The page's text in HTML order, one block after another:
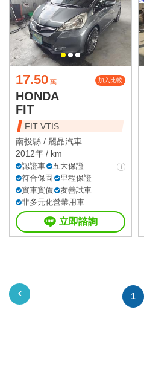
17.50 萬 加入比較
HONDA
FIT
FIT VTIS
南投縣 / 麗晶汽車
2012年 / km
認證車
五大保證
符合保固
里程保證
實車實價
友善試車
非多元化營業用車
立即諮詢
1